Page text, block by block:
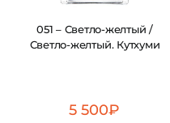
051 – Светло-желтый /
Светло-желтый. Кутхуми
5 500₽